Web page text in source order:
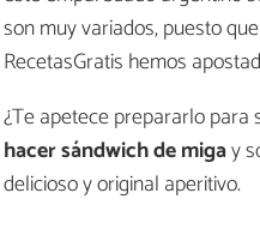
son muy variados, puesto
RecetasGratis hemos
¿Te apetece prepararlo
hacer sándwich de migay
delicioso y original aperitivo.